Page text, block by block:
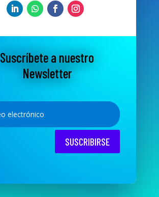
Suscríbete a nuestro
Newsletter
SUSCRIBIRSE